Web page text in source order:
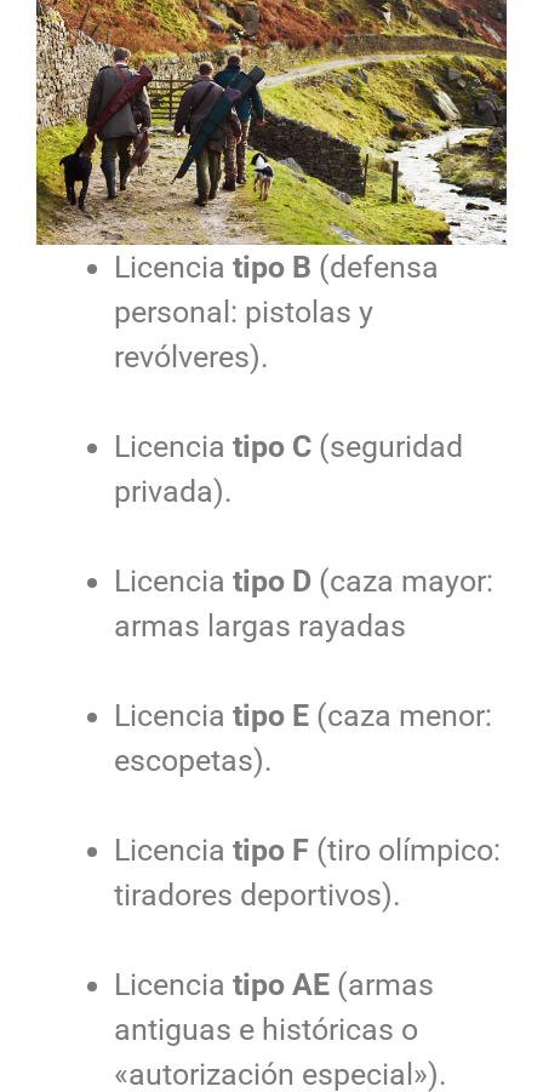
Licenciatipo B (defensa
personal: pistolas y
revólveres).
Licenciatipo C (seguridad
privada).
Licenciatipo D (caza mayor:
armas largas rayadas
Licenciatipo E (caza menor:
escopetas).
Licenciatipo F (tiro olímpico:
tiradores deportivos).
Licenciatipo AE (armas
antiguas e históricas o
«autorización especial»).